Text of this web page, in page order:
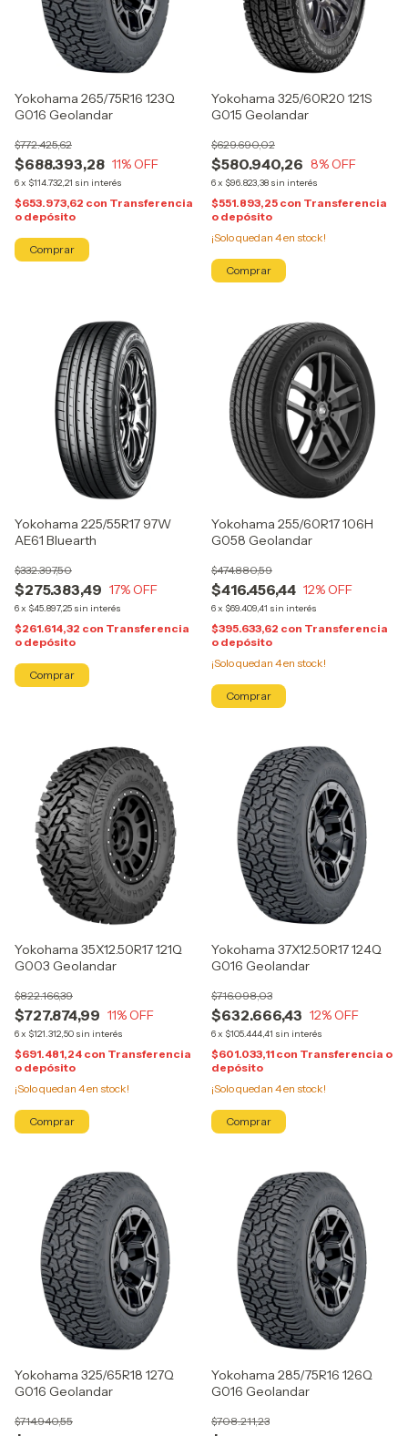
Yokohama 265/75R16 123Q
G016 Geolandar
$688.393,28
$772.425,62
11% OFF
6x $114.732,21 sin interés
$653.973,62 con Transferencia
o depósito
Yokohama 325/60R20 121S
G015 Geolandar
$580.940,26
$629.690,02
8% OFF
6x $96.823,38 sin interés
$551.893,25 con Transferencia
o depósito
¡Solo quedan 4en stock!
Yokohama 225/55R17 97W
AE61 Bluearth
$275.383,49
$332.397,50
17% OFF
6x $45.897,25 sin interés
$261.614,32 con Transferencia
o depósito
Yokohama 255/60R17 106H
G058 Geolandar
$416.456,44
$474.880,59
12% OFF
6x $69.409,41 sin interés
$395.633,62 con Transferencia
o depósito
¡Solo quedan 4en stock!
Yokohama 35X12.50R17 121Q
G003 Geolandar
$727.874,99
$822.166,39
11% OFF
6x $121.312,50 sin interés
$691.481,24 con Transferencia
o depósito
¡Solo quedan 4en stock!
Yokohama 37X12.50R17 124Q
G016 Geolandar
$632.666,43
$716.098,03
12% OFF
6x $105.444,41 sin interés
$601.033,11 con Transferencia o
depósito
¡Solo quedan 4en stock!
Yokohama 325/65R18 127Q
G016 Geolandar
$714.940,55
Yokohama 285/75R16 126Q
G016 Geolandar
$708.211,23